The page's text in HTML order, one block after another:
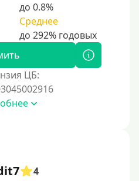
до 0.8%
Среднее
ЦБ:
4